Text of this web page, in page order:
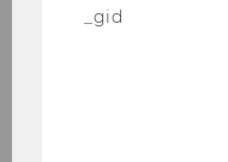
_gid